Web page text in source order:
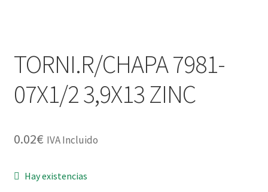
Maquinaria
Protección Laboral
TORNI.R/CHAPA 7981-
07X1/2 3,9X13 ZINC
0.02€ IVA Incluido
Hay existencias